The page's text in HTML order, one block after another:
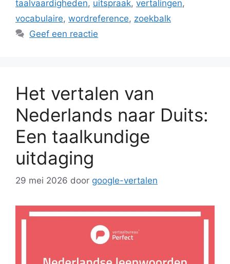
taalvaardigheden, uitspraak, vertalingen,
vocabulaire, wordreference, zoekbalk
Geef een reactie
Het vertalen van
Nederlands naar Duits:
Een taalkundige
uitdaging
29 mei 2026 door google-vertalen